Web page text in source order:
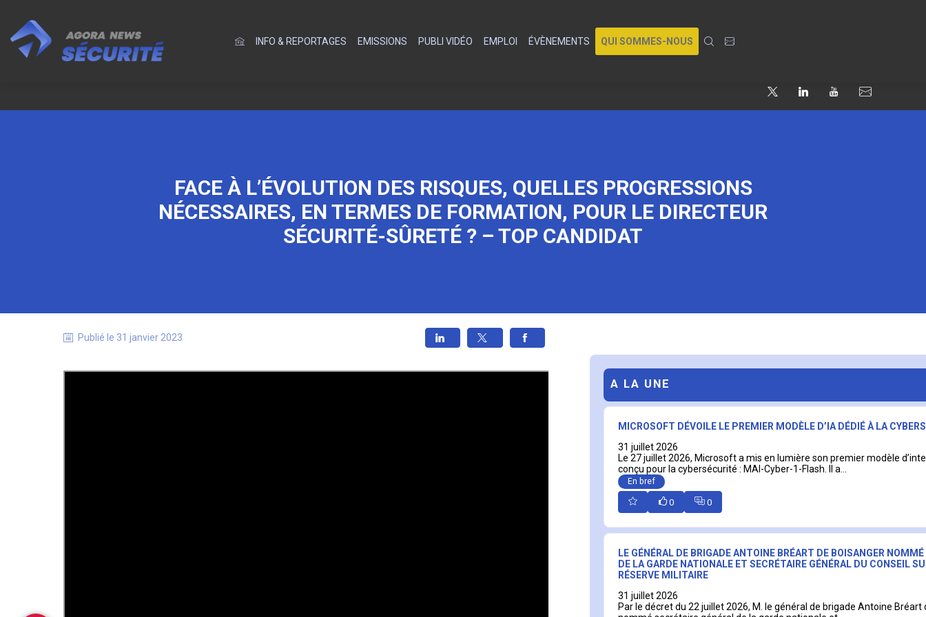
INFO & REPORTAGES EMISSIONS PUBLI VIDÉO EMPLOI ÉVÈNEMENTS QUI SOMMES-NOUS
FACE À L’ÉVOLUTION DES RISQUES, QUELLES PROGRESSIONS
NÉCESSAIRES, EN TERMES DE FORMATION, POUR LE DIRECTEUR
SÉCURITÉ-SÛRETÉ ? – TOP CANDIDAT
Publié le 31 janvier 2023
A LA UNE
MICROSOFT DÉVOILE LE PREMIER MODÈLE D’IA DÉDIÉ À LA
31 juillet 2026
Le 27 juillet 2026, Microsoft a mis en lumière son premier modèle
conçu pour la cybersécurité : MAI-Cyber-1-Flash. Il a...
En bref
0 0
LE GÉNÉRAL DE BRIGADE ANTOINE BRÉART DE BOISANGER
DE LA GARDE NATIONALE ET SECRÉTAIRE GÉNÉRAL DU CONSEIL
RÉSERVE MILITAIRE
31 juillet 2026
Par le décret du 22 juillet 2026, M. le général de brigade Antoine Bréart